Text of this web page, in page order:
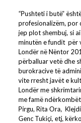
“Pushteti i butë”
profesionalizëm, por
jep plot shembuj, si
minutën e fundit për
Londër në Nëntor
përballuar vetë dhe
burokracive të
vite rresht javët e
Londër me
me famë
Pirgu, Rita Ora,
Genc Tukiçi, etj,